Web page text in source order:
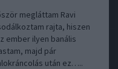
megláttam Ravi
rajta, hiszen
ember ilyen banális
majd pár
után ez…..